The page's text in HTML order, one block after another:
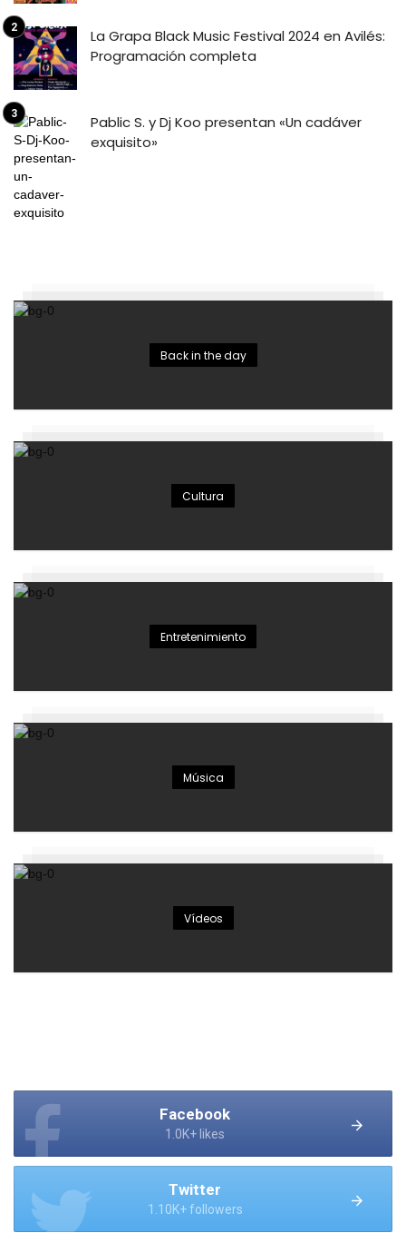
La Grapa Black Music Festival 2024 en Avilés:
Programación completa
Pablic S. y Dj Koo presentan «Un cadáver
exquisito»
Back in the day
Cultura
Entretenimiento
Música
Vídeos
Facebook
1.0K+ likes
Twitter
1.10K+ followers